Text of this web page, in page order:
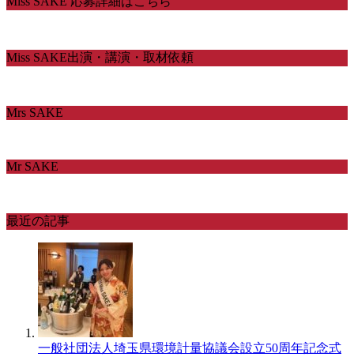
Miss SAKE出演・講演・取材依頼
Mrs SAKE
Mr SAKE
最近の記事
一般社団法人埼玉県環境計量協議会設立50周年記念式